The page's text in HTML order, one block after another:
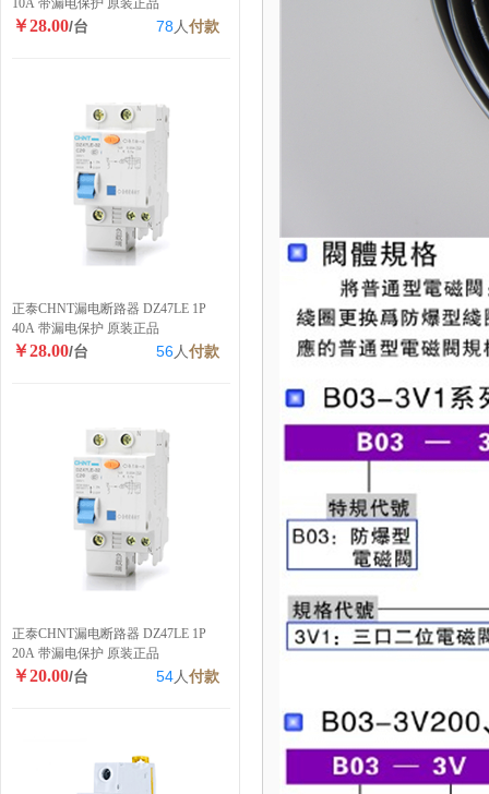
10A 带漏电保护 原装正品
￥28.00/台 78 人付款
正泰CHNT漏电断路器 DZ47LE 1P
40A 带漏电保护 原装正品
￥28.00/台 56人付款
正泰CHNT漏电断路器 DZ47LE 1P
20A 带漏电保护 原装正品
￥20.00/台 54人付款